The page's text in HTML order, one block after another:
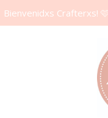
Bienvenidxs Crafterxs!